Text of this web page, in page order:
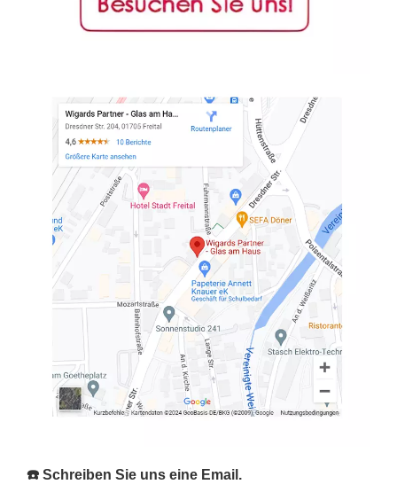
☎️ Schreiben Sie uns eine Email.